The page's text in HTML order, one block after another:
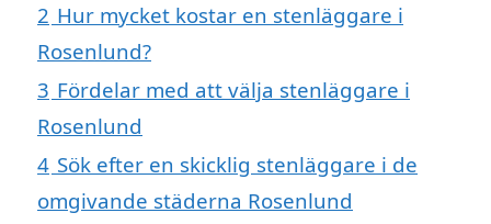
2 Hur mycket kostar en stenläggare i
Rosenlund?
3 Fördelar med att välja stenläggare i
Rosenlund
4 Sök efter en skicklig stenläggare i de
omgivande städerna Rosenlund